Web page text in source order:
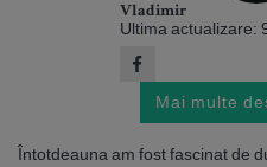
Vladimir
Ultima actualizare:
Mai multe
Întotdeauna am fost fascinat de